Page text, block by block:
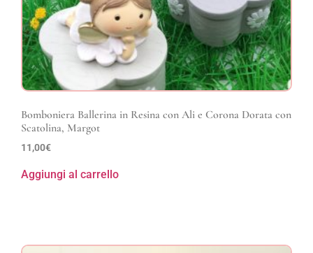
Bomboniera Ballerina in Resina con Ali e Corona Dorata con
Scatolina, Margot
11,00€
Aggiungi al carrello